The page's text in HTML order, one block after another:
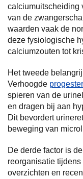
calciumuitscheiding
van de
waarden vaak de
deze fysiologische
calciumzouten tot
Het tweede
Verhoogde
spieren van de
en dragen bij aan
Dit bevordert
beweging van
De derde factor is
reorganisatie
overzichten en